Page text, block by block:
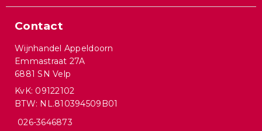
Contact
Wijnhandel Appeldoorn
Emmastraat 27A
6881 SN Velp
KvK: 09122102
BTW: NL.810394509B01
026-3646873